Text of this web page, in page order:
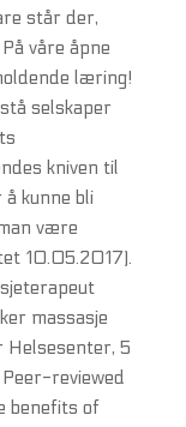
står der,
våre åpne
læring!
selskaper
kniven til
kunne bli
være
10.05.2017).
massasje
Helsesenter, 5
reviewed
benefits of